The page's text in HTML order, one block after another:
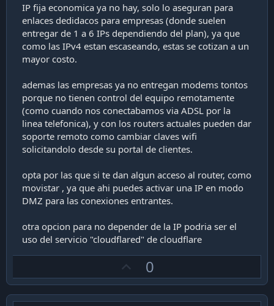
IP fija economica ya no hay, solo lo aseguran para
enlaces dedidacos para empresas (donde suelen
entregar de 1 a 6 IPs dependiendo del plan), ya que
como las IPv4 estan escaseando, estas se cotizan a un
mayor costo.
ademas las empresas ya no entregan modems tontos
porque no tienen control del equipo remotamente
(como cuando nos conectabamos via ADSL por la
linea telefonica), y con los routers actuales pueden dar
soporte remoto como cambiar claves wifi
solicitandolo desde su portal de clientes.
opta por las que si te dan algun acceso al router, como
movistar , ya que ahi puedes activar una IP en modo
DMZ para las conexiones entrantes.
otra opcion para no depender de la IP podria ser el
uso del servicio "cloudflared" de cloudflare
p
v
0